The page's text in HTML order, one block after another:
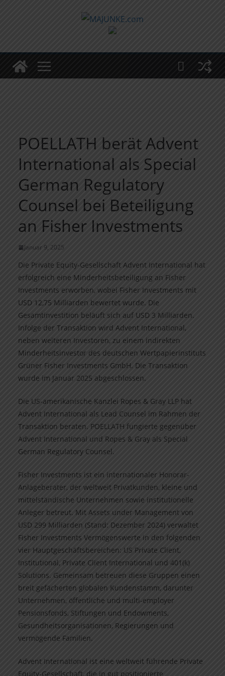
POELLATH berät Advent
International als Special
German Regulatory
Counsel bei Beteiligung
an Fisher Investments
Januar 9, 2025
Die Private Equity-Gesellschaft Advent International hat
erfolgreich eine Minderheitsbeteiligung an Fisher
Investments erworben, wobei Fisher Investments mit
USD 12,75 Milliarden bewertet wurde. Die
Gesamtinvestition beläuft sich auf USD 3 Milliarden.
Infolge der Transaktion wird Advent International,
neben weiteren Investoren, zu einem indirekten
Minderheitsinvestor des deutschen Wertpapierinstituts
Grüner Fisher Investments GmbH. Die Transaktion
wurde im Januar 2025 abgeschlossen.
Die US-amerikanische Kanzlei Ropes & Gray LLP hat
Advent International als Lead Counsel im Rahmen der
Transaktion beraten. POELLATH fungierte gegenüber
Advent International und Ropes & Gray als Special
German Regulatory Counsel.
Fisher Investments ist ein internationaler Honorar-
Anlageberater, der weltweit Privatkunden, kleine und
mittelständische Unternehmen sowie institutionelle
Anleger betreut. Mit Assets under Management von
USD 299 Milliarden (Stand: Dezember 2024) verwaltet
Fisher Investments Vermögenswerte in den folgenden
vier Hauptgeschäftsbereichen: US Private Client,
Institutional, Private Client International und 401(k)
Solutions. Gemeinsam betreuen diese Gruppen einen
breit gefächerten globalen Kundenstamm, darunter
Unternehmen, öffentliche und multi-employer
Pensionsfonds, Stiftungen und Endowments,
Gesundheitsorganisationen, Regierungen und
vermögende Familien.
Advent International ist eine weltweit führende Private
Equity-Gesellschaft, die in gut positionierte